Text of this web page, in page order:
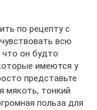
по рецепту с
всю
что он будто
имеются у
представьте
мякоть, тонкий
польза для